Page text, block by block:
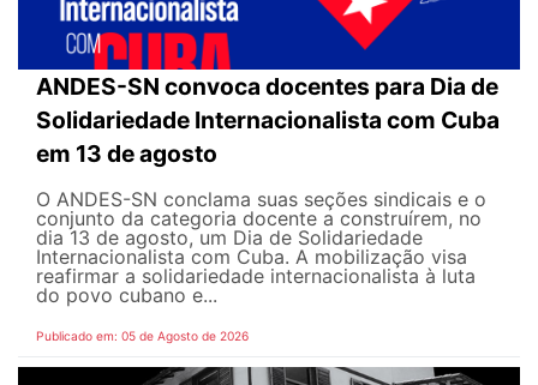
ANDES-SN convoca docentes para Dia de
Solidariedade Internacionalista com Cuba
em 13 de agosto
O ANDES-SN conclama suas seções sindicais e o
conjunto da categoria docente a construírem, no
dia 13 de agosto, um Dia de Solidariedade
Internacionalista com Cuba. A mobilização visa
reafirmar a solidariedade internacionalista à luta
do povo cubano e...
Publicado em: 05 de Agosto de 2026